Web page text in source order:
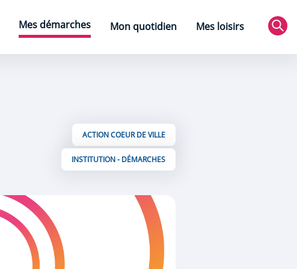
Mes démarches Mon quotidien
Mes loisirs
ACTION COEUR DE VILLE
INSTITUTION - DÉMARCHES